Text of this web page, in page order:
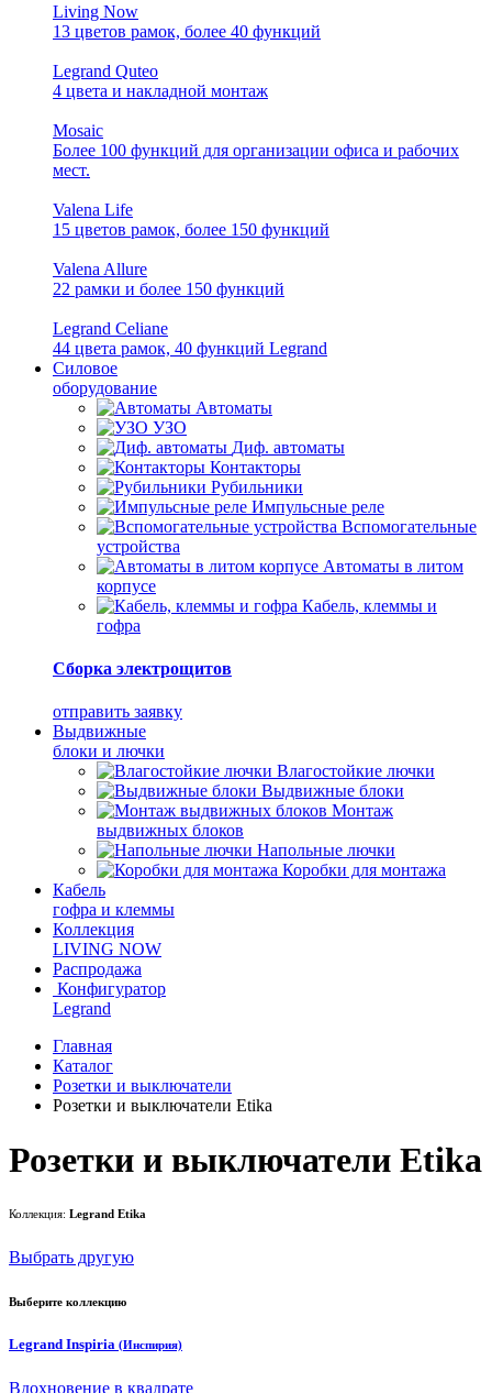
Living Now
13 цветов рамок, более 40 функций
Legrand Quteo
4 цвета и накладной монтаж
Mosaic
Более 100 функций для организации офиса и рабочих
мест.
Valena Life
15 цветов рамок, более 150 функций
Valena Allure
22 рамки и более 150 функций
Legrand Celiane
44 цвета рамок, 40 функций Legrand
Силовое
оборудование
Автоматы
УЗО
Диф. автоматы
Контакторы
Рубильники
Импульсные реле
Вспомогательные
устройства
Автоматы в литом
корпусе
Кабель, клеммы и
гофра
Сборка электрощитов
отправить заявку
Выдвижные
блоки и лючки
Влагостойкие лючки
Выдвижные блоки
Монтаж
выдвижных блоков
Напольные лючки
Коробки для монтажа
Кабель
гофра и клеммы
Коллекция
LIVING NOW
Распродажа
Конфигуратор
Legrand
Главная
Каталог
Розетки и выключатели
Розетки и выключатели Etika
Розетки и выключатели Etika
Коллекция: Legrand Etika
Выбрать другую
Выберите коллекцию
Legrand Inspiria (Инспирия)
Вдохновение в квадрате